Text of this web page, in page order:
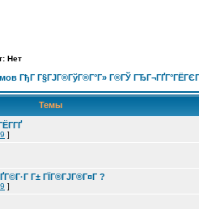
Нет
ГђГ Г§ГЈГ®ГўГ®Г°Г» Г®ГЎ
Темы
]
Г± ГЇГ®ГЈГ®Г¤Г ?
]